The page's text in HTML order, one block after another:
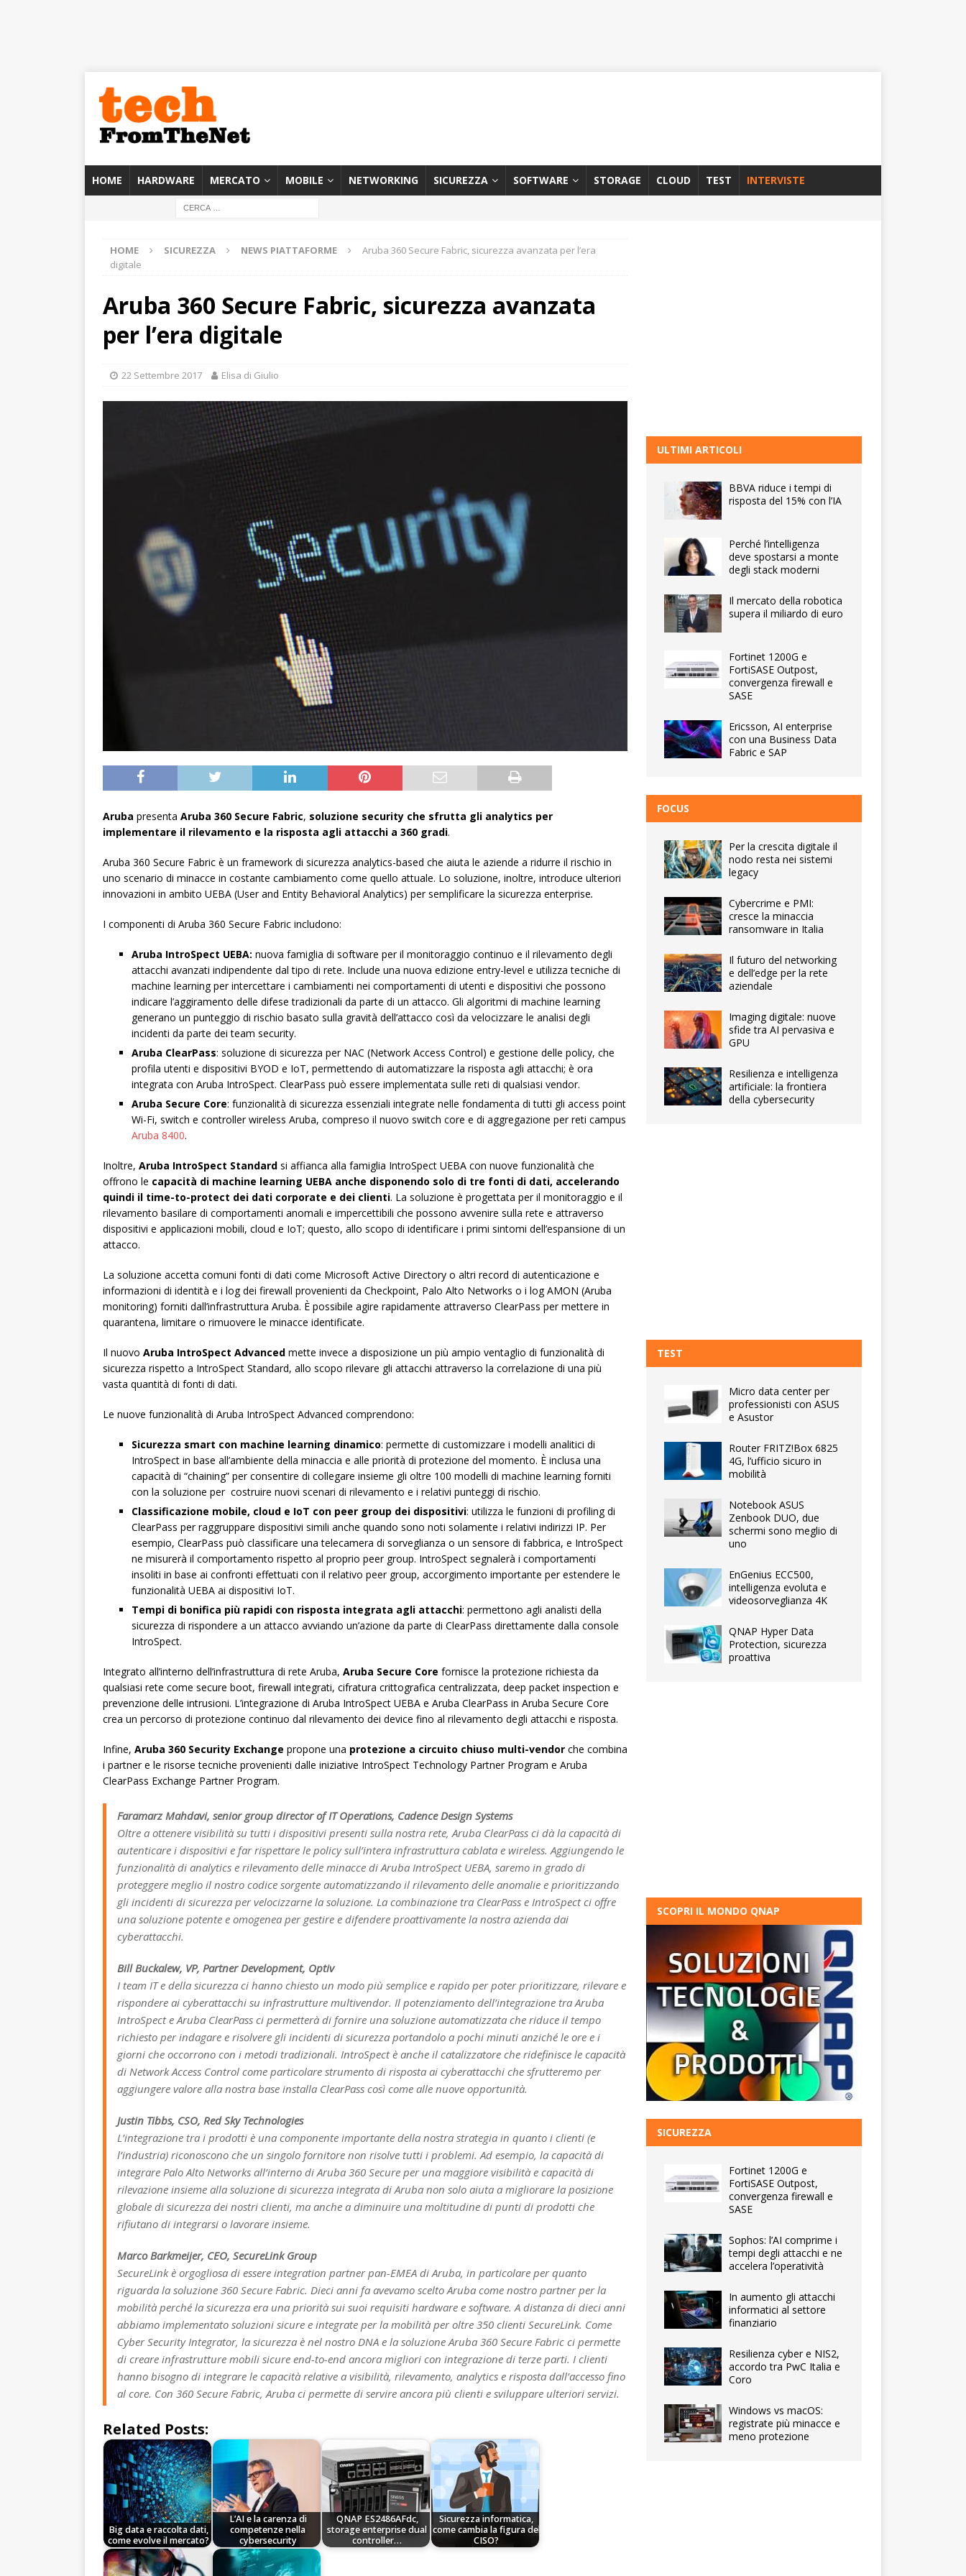
HOME HARDWARE MERCATO MOBILE NETWORKING SICUREZZA SOFTWARE STORAGE CLOUD TEST INTERVISTE
HOME SICUREZZA NEWS PIATTAFORME
Aruba 360 Secure Fabric, sicurezza avanzata per l’era
digitale
Aruba 360 Secure Fabric, sicurezza avanzata
per l’era digitale
22 Settembre 2017 Elisa di Giulio
Aruba presenta Aruba 360 Secure Fabric, soluzione security che sfrutta gli analytics per
implementare il rilevamento e la risposta agli attacchi a 360 gradi.
Aruba 360 Secure Fabric è un framework di sicurezza analytics-based che aiuta le aziende a ridurre il rischio in
uno scenario di minacce in costante cambiamento come quello attuale. Lo soluzione, inoltre, introduce ulteriori
innovazioni in ambito UEBA (User and Entity Behavioral Analytics) per semplificare la sicurezza enterprise.
I componenti di Aruba 360 Secure Fabric includono:
Aruba IntroSpect UEBA: nuova famiglia di software per il monitoraggio continuo e il rilevamento degli
attacchi avanzati indipendente dal tipo di rete. Include una nuova edizione entry-level e utilizza tecniche di
machine learning per intercettare i cambiamenti nei comportamenti di utenti e dispositivi che possono
indicare l’aggiramento delle difese tradizionali da parte di un attacco. Gli algoritmi di machine learning
generano un punteggio di rischio basato sulla gravità dell’attacco così da velocizzare le analisi degli
incidenti da parte dei team security.
Aruba ClearPass: soluzione di sicurezza per NAC (Network Access Control) e gestione delle policy, che
profila utenti e dispositivi BYOD e IoT, permettendo di automatizzare la risposta agli attacchi; è ora
integrata con Aruba IntroSpect. ClearPass può essere implementata sulle reti di qualsiasi vendor.
Aruba Secure Core: funzionalità di sicurezza essenziali integrate nelle fondamenta di tutti gli access point
Wi-Fi, switch e controller wireless Aruba, compreso il nuovo switch core e di aggregazione per reti campus
Aruba 8400.
Inoltre, Aruba IntroSpect Standard si affianca alla famiglia IntroSpect UEBA con nuove funzionalità che
offrono le capacità di machine learning UEBA anche disponendo solo di tre fonti di dati, accelerando
quindi il time-to-protect dei dati corporate e dei clienti. La soluzione è progettata per il monitoraggio e il
rilevamento basilare di comportamenti anomali e impercettibili che possono avvenire sulla rete e attraverso
dispositivi e applicazioni mobili, cloud e IoT; questo, allo scopo di identificare i primi sintomi dell’espansione di un
attacco.
La soluzione accetta comuni fonti di dati come Microsoft Active Directory o altri record di autenticazione e
informazioni di identità e i log dei firewall provenienti da Checkpoint, Palo Alto Networks o i log AMON (Aruba
monitoring) forniti dall’infrastruttura Aruba. È possibile agire rapidamente attraverso ClearPass per mettere in
quarantena, limitare o rimuovere le minacce identificate.
Il nuovo Aruba IntroSpect Advanced mette invece a disposizione un più ampio ventaglio di funzionalità di
sicurezza rispetto a IntroSpect Standard, allo scopo rilevare gli attacchi attraverso la correlazione di una più
vasta quantità di fonti di dati.
Le nuove funzionalità di Aruba IntroSpect Advanced comprendono:
Sicurezza smart con machine learning dinamico: permette di customizzare i modelli analitici di
IntroSpect in base all’ambiente della minaccia e alle priorità di protezione del momento. È inclusa una
capacità di “chaining” per consentire di collegare insieme gli oltre 100 modelli di machine learning forniti
con la soluzione per costruire nuovi scenari di rilevamento e i relativi punteggi di rischio.
Classificazione mobile, cloud e IoT con peer group dei dispositivi: utilizza le funzioni di profiling di
ClearPass per raggruppare dispositivi simili anche quando sono noti solamente i relativi indirizzi IP. Per
esempio, ClearPass può classificare una telecamera di sorveglianza o un sensore di fabbrica, e IntroSpect
ne misurerà il comportamento rispetto al proprio peer group. IntroSpect segnalerà i comportamenti
insoliti in base ai confronti effettuati con il relativo peer group, accorgimento importante per estendere le
funzionalità UEBA ai dispositivi IoT.
Tempi di bonifica più rapidi con risposta integrata agli attacchi: permettono agli analisti della
sicurezza di rispondere a un attacco avviando un’azione da parte di ClearPass direttamente dalla console
IntroSpect.
Integrato all’interno dell’infrastruttura di rete Aruba, Aruba Secure Core fornisce la protezione richiesta da
qualsiasi rete come secure boot, firewall integrati, cifratura crittografica centralizzata, deep packet inspection e
prevenzione delle intrusioni. L’integrazione di Aruba IntroSpect UEBA e Aruba ClearPass in Aruba Secure Core
crea un percorso di protezione continuo dal rilevamento dei device fino al rilevamento degli attacchi e risposta.
Infine, Aruba 360 Security Exchange propone una protezione a circuito chiuso multi-vendor che combina
i partner e le risorse tecniche provenienti dalle iniziative IntroSpect Technology Partner Program e Aruba
ClearPass Exchange Partner Program.
Faramarz Mahdavi, senior group director of IT Operations, Cadence Design Systems
Oltre a ottenere visibilità su tutti i dispositivi presenti sulla nostra rete, Aruba ClearPass ci dà la capacità di
autenticare i dispositivi e far rispettare le policy sull’intera infrastruttura cablata e wireless. Aggiungendo le
funzionalità di analytics e rilevamento delle minacce di Aruba IntroSpect UEBA, saremo in grado di
proteggere meglio il nostro codice sorgente automatizzando il rilevamento delle anomalie e prioritizzando
gli incidenti di sicurezza per velocizzarne la soluzione. La combinazione tra ClearPass e IntroSpect ci offre
una soluzione potente e omogenea per gestire e difendere proattivamente la nostra azienda dai
cyberattacchi.
Bill Buckalew, VP, Partner Development, Optiv
I team IT e della sicurezza ci hanno chiesto un modo più semplice e rapido per poter prioritizzare, rilevare e
rispondere ai cyberattacchi su infrastrutture multivendor. Il potenziamento dell’integrazione tra Aruba
IntroSpect e Aruba ClearPass ci permetterà di fornire una soluzione automatizzata che riduce il tempo
richiesto per indagare e risolvere gli incidenti di sicurezza portandolo a pochi minuti anziché le ore e i
giorni che occorrono con i metodi tradizionali. IntroSpect è anche il catalizzatore che ridefinisce le capacità
di Network Access Control come particolare strumento di risposta ai cyberattacchi che sfrutteremo per
aggiungere valore alla nostra base installa ClearPass così come alle nuove opportunità.
Justin Tibbs, CSO, Red Sky Technologies
L’integrazione tra i prodotti è una componente importante della nostra strategia in quanto i clienti (e
l’industria) riconoscono che un singolo fornitore non risolve tutti i problemi. Ad esempio, la capacità di
integrare Palo Alto Networks all’interno di Aruba 360 Secure per una maggiore visibilità e capacità di
rilevazione insieme alla soluzione di sicurezza integrata di Aruba non solo aiuta a migliorare la posizione
globale di sicurezza dei nostri clienti, ma anche a diminuire una moltitudine di punti di prodotti che
rifiutano di integrarsi o lavorare insieme.
Marco Barkmeijer, CEO, SecureLink Group
SecureLink è orgogliosa di essere integration partner pan-EMEA di Aruba, in particolare per quanto
riguarda la soluzione 360 Secure Fabric. Dieci anni fa avevamo scelto Aruba come nostro partner per la
mobilità perché la sicurezza era una priorità sui suoi requisiti hardware e software. A distanza di dieci anni
abbiamo implementato soluzioni sicure e integrate per la mobilità per oltre 350 clienti SecureLink. Come
Cyber Security Integrator, la sicurezza è nel nostro DNA e la soluzione Aruba 360 Secure Fabric ci permette
di creare infrastrutture mobili sicure end-to-end ancora migliori con integrazione di terze parti. I clienti
hanno bisogno di integrare le capacità relative a visibilità, rilevamento, analytics e risposta dall’accesso fino
al core. Con 360 Secure Fabric, Aruba ci permette di servire ancora più clienti e sviluppare ulteriori servizi.
Related Posts:
Big data e raccolta dati,
come evolve il mercato?
L’AI e la carenza di
competenze nella
cybersecurity
QNAP ES2486AFdc,
storage enterprise dual
controller…
Sicurezza informatica,
come cambia la figura del
CISO?
ULTIMI ARTICOLI
BBVA riduce i tempi di
risposta del 15% con l’IA
Perché l’intelligenza
deve spostarsi a monte
degli stack moderni
Il mercato della robotica
supera il miliardo di euro
Fortinet 1200G e
FortiSASE Outpost,
convergenza firewall e
SASE
Ericsson, AI enterprise
con una Business Data
Fabric e SAP
FOCUS
Per la crescita digitale il
nodo resta nei sistemi
legacy
Cybercrime e PMI:
cresce la minaccia
ransomware in Italia
Il futuro del networking
e dell’edge per la rete
aziendale
Imaging digitale: nuove
sfide tra AI pervasiva e
GPU
Resilienza e intelligenza
artificiale: la frontiera
della cybersecurity
TEST
Micro data center per
professionisti con ASUS
e Asustor
Router FRITZ!Box 6825
4G, l’ufficio sicuro in
mobilità
Notebook ASUS
Zenbook DUO, due
schermi sono meglio di
uno
EnGenius ECC500,
intelligenza evoluta e
videosorveglianza 4K
QNAP Hyper Data
Protection, sicurezza
proattiva
SCOPRI IL MONDO QNAP
SICUREZZA
Fortinet 1200G e
FortiSASE Outpost,
convergenza firewall e
SASE
Sophos: l’AI comprime i
tempi degli attacchi e ne
accelera l’operatività
In aumento gli attacchi
informatici al settore
finanziario
Resilienza cyber e NIS2,
accordo tra PwC Italia e
Coro
Windows vs macOS:
registrate più minacce e
meno protezione